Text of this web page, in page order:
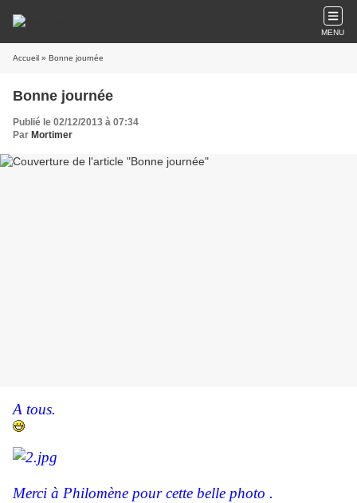
MENU
Accueil » Bonne journée
Bonne journée
Publié le 02/12/2013 à 07:34
Par Mortimer
A tous.
Merci à Philomène pour cette belle photo .